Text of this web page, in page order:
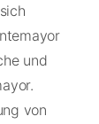
und
von